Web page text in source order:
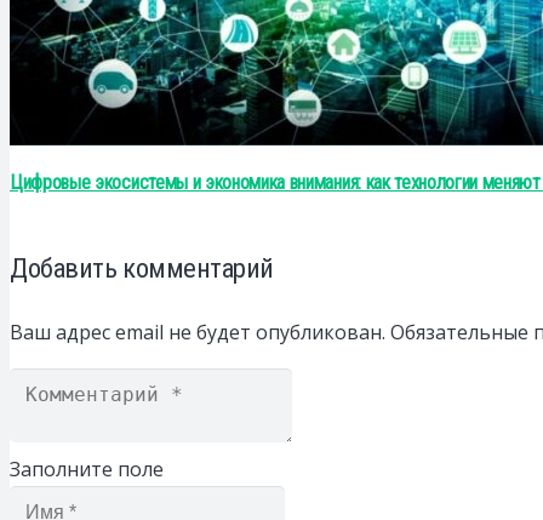
Цифровые экосистемы и экономика внимания: как технологии
Добавить комментарий
Ваш адрес email не будет опубликован. Обязательные
Заполните поле